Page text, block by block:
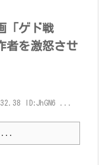
「ゲド戦
者を激怒させ
ID:JhGN6 ...
...